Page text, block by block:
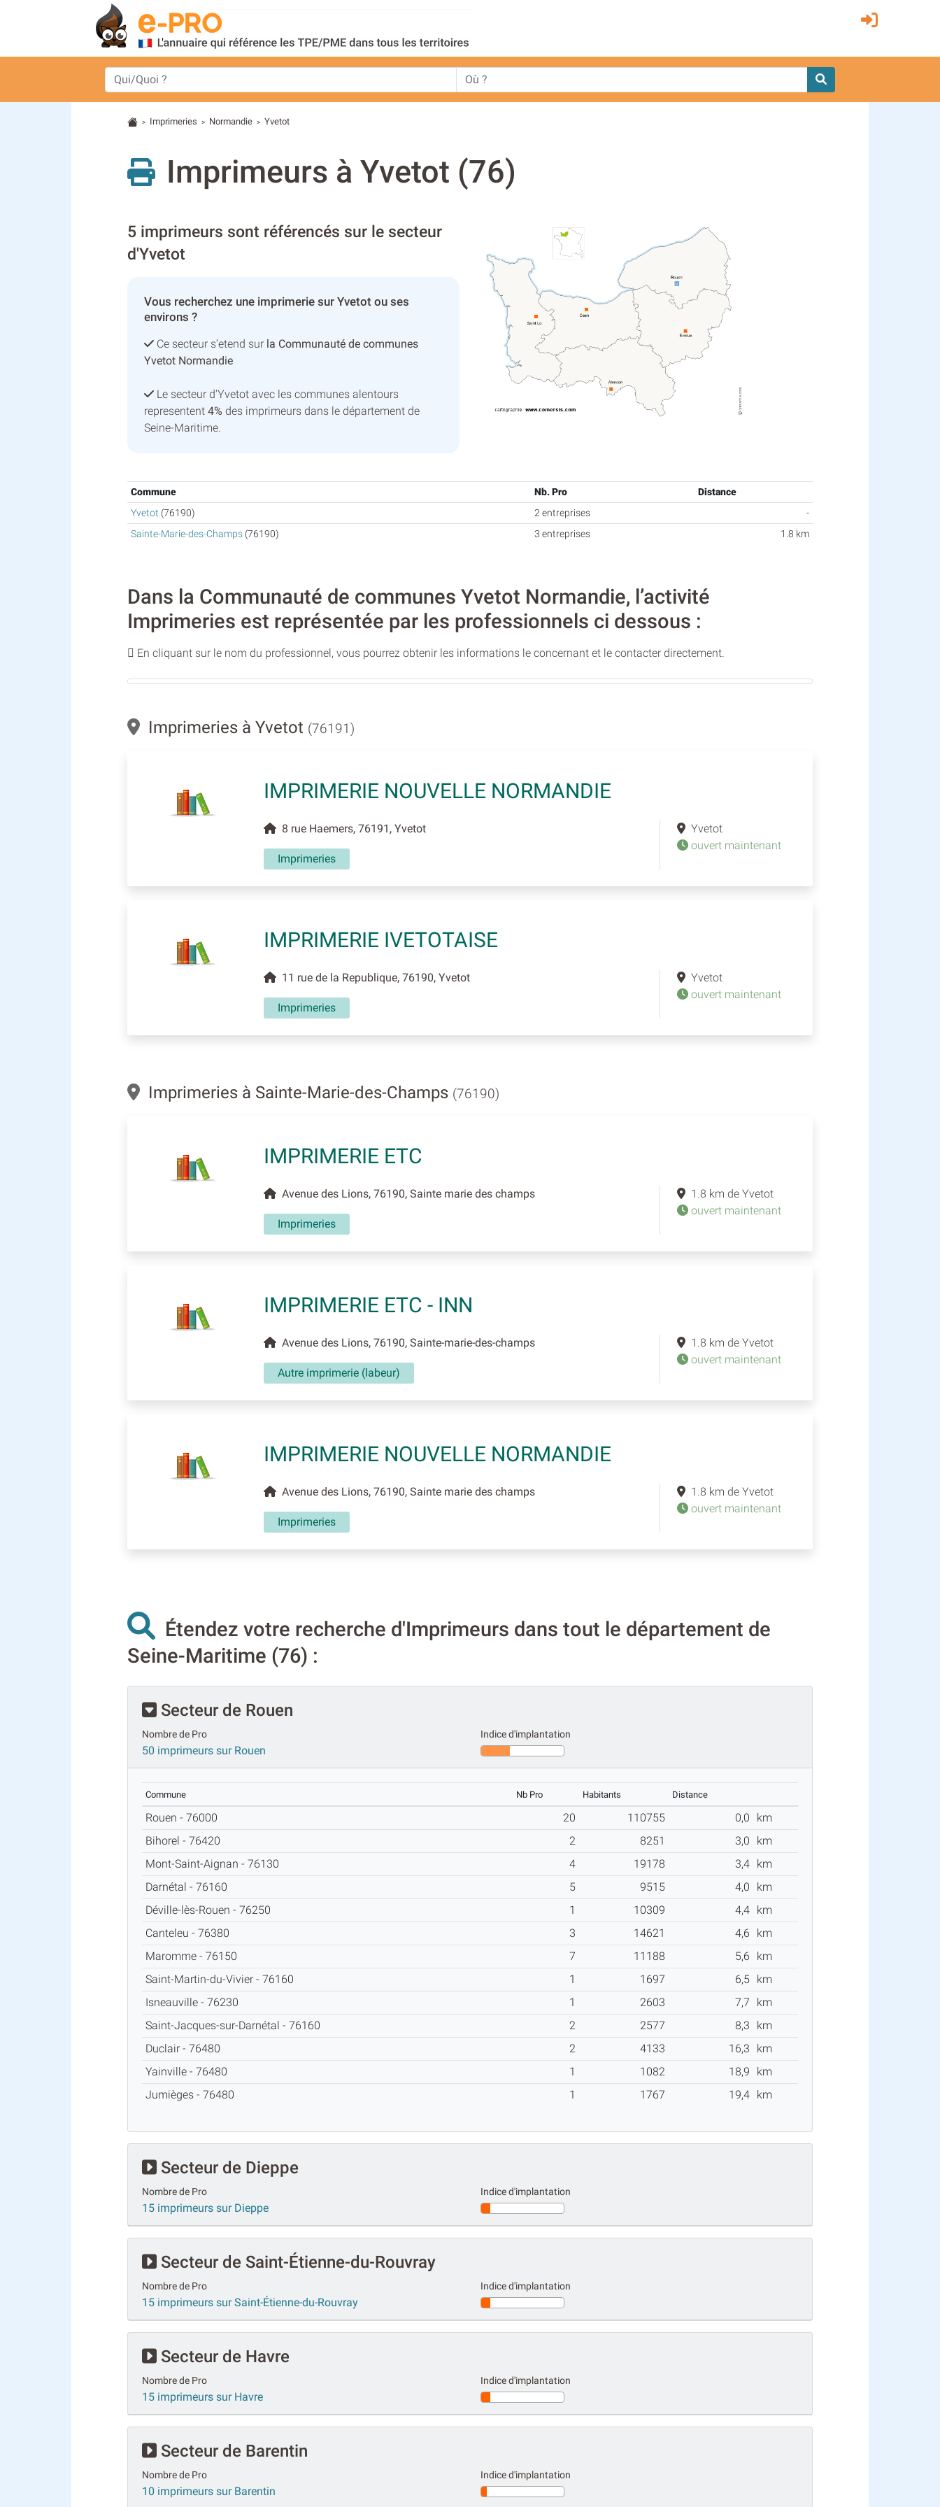
> Imprimeries > Normandie > Yvetot
Imprimeurs à Yvetot (76)
5 imprimeurs sont référencés sur le secteur
d'Yvetot
Vous recherchez une imprimerie sur Yvetot ou ses
environs ?
Ce secteur s’etend sur la Communauté de communes
Yvetot Normandie
Le secteur d'Yvetot avec les communes alentours
representent 4% des imprimeurs dans le département de
Seine-Maritime.
Commune Nb. Pro
Distance
Yvetot (76190) 2 entreprises
-
Sainte-Marie-des-Champs(76190) 3 entreprises 1.8 km
Dans la Communauté de communes Yvetot Normandie, l’activité
Imprimeries est représentée par les professionnels ci dessous :
En cliquant sur le nom du professionnel, vous pourrez obtenir les informations le concernant et le contacter directement.
Imprimeries à Yvetot (76191)
IMPRIMERIE NOUVELLE NORMANDIE
8 rue Haemers, 76191, Yvetot
Imprimeries
Yvetot
ouvert maintenant
IMPRIMERIE IVETOTAISE
11 rue de la Republique, 76190, Yvetot
Imprimeries
Yvetot
ouvert maintenant
Imprimeries à Sainte-Marie-des-Champs (76190)
IMPRIMERIE ETC
Avenue des Lions, 76190, Sainte marie des champs
Imprimeries
1.8 km de Yvetot
ouvert maintenant
IMPRIMERIE ETC - INN
Avenue des Lions, 76190, Sainte-marie-des-champs
Autre imprimerie (labeur)
1.8 km de Yvetot
ouvert maintenant
IMPRIMERIE NOUVELLE NORMANDIE
Avenue des Lions, 76190, Sainte marie des champs
Imprimeries
1.8 km de Yvetot
ouvert maintenant
Étendez votre recherche d'Imprimeurs dans tout le département de
Seine-Maritime (76) :
Secteur de Rouen
Nombre de Pro
50 imprimeurs sur Rouen
Indice d'implantation
Commune Nb Pro Habitants Distance
Rouen - 76000 20 110755 0,0
km
Bihorel - 76420
2 8251 3,0
km
Mont-Saint-Aignan - 76130
4 19178 3,4
km
Darnétal - 76160
5 9515 4,0
km
Déville-lès-Rouen - 76250
1 10309 4,4
km
Canteleu - 76380
3 14621 4,6
km
Maromme - 76150
7 11188 5,6
km
Saint-Martin-du-Vivier - 76160
1 1697 6,5
km
Isneauville - 76230
1 2603 7,7
km
Saint-Jacques-sur-Darnétal - 76160
2 2577 8,3
km
Duclair - 76480
2 4133 16,3
km
Yainville - 76480
1 1082 18,9
km
Jumièges - 76480
1 1767 19,4 km
Secteur de Dieppe
Nombre de Pro
15 imprimeurs sur Dieppe
Indice d'implantation
Secteur de Saint-Étienne-du-Rouvray
Nombre de Pro
15 imprimeurs sur Saint-Étienne-du-Rouvray
Indice d'implantation
Secteur de Havre
Nombre de Pro
15 imprimeurs sur Havre
Indice d'implantation
Secteur de Barentin
Nombre de Pro
10 imprimeurs sur Barentin
Indice d'implantation